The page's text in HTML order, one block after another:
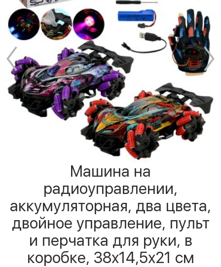
Машина на
радиоуправлении,
аккумуляторная, два цвета,
двойное управление, пульт
и перчатка для руки, в
коробке, 38х14,5х21 см